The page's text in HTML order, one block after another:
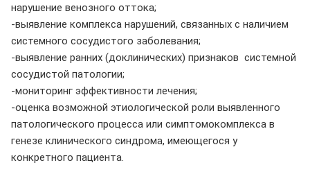
нарушение венозного оттока;
-выявление комплекса нарушений, связанных с наличием
системного сосудистого заболевания;
-выявление ранних (доклинических) признаков системной
сосудистой патологии;
-мониторинг эффективности лечения;
-оценка возможной этиологической роли выявленного
патологического процесса или симптомокомплекса в
генезе клинического синдрома, имеющегося у
конкретного пациента.